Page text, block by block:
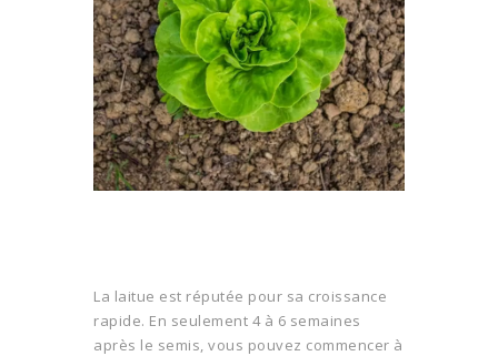
La laitue est réputée pour sa croissance
rapide. En seulement 4 à 6 semaines
après le semis, vous pouvez commencer à